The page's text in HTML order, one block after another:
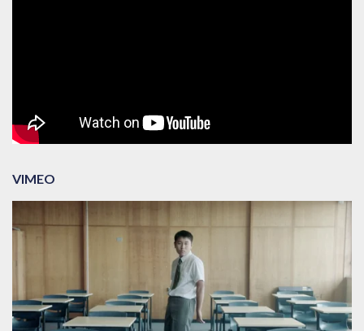
VIMEO